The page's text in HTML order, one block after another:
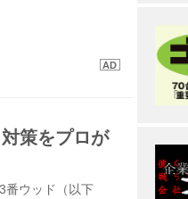
策をプロが
番ウッド（以下